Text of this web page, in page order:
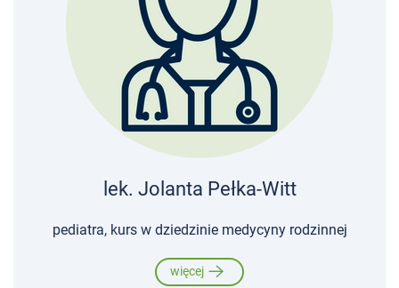
lek. Jolanta Pełka-Witt
pediatra, kurs w dziedzinie medycyny rodzinnej
więcej